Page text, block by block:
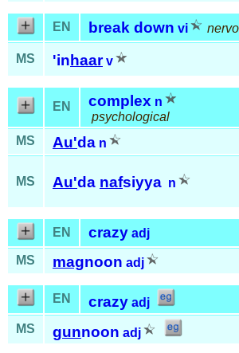
EN break down vi
MS 'inhaar v
EN complex n
psychological
MS
Au'da n
MS Au'da nafsiyya n
EN crazy adj
MS
magnoon adj
EN crazy adj
MS
gunnoon adj